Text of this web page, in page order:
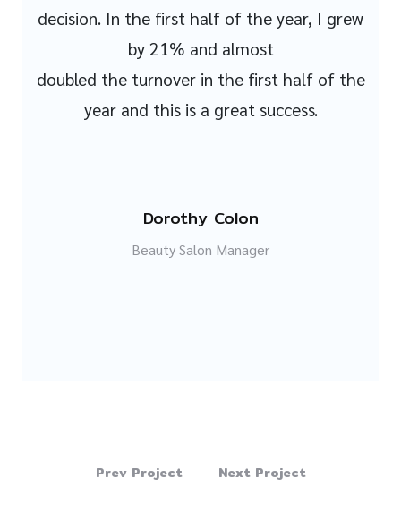
decision. In the first half of the year, I grew
by 21% and almost
doubled the turnover in the first half of the
year and this is a great success.
Dorothy Colon
Beauty Salon Manager
Prev Project Next Project